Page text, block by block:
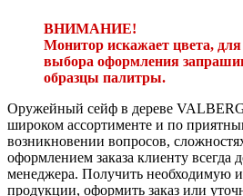
ВНИМАНИЕ!
Монитор искажает цвета, для
выбора оформления
образцы палитры.
Оружейный сейф в дереве
широком ассортименте и по
возникновении вопросов,
оформлением заказа клиенту всегда
менеджера. Получить необходимую
продукции, оформить заказ или